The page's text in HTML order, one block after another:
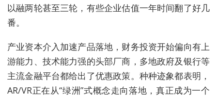
以融两轮甚至三轮，有些企业估值一年时间翻了好几
番。
产业资本介入加速产品落地，财务投资开始偏向有上
游能力、技术能力强的头部厂商，多地政府及银行等
主流金融平台都给出了优惠政策。种种迹象都表明，
AR/VR正在从“绿洲”式概念走向落地，真正成为一个